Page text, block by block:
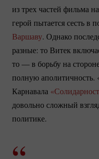
из трех частей фильма
герой пытается сесть в
Варшаву. Однако
разные: то Витек
то — в борьбу на
полную аполитичность.
Карнавала
довольно сложный
политике.